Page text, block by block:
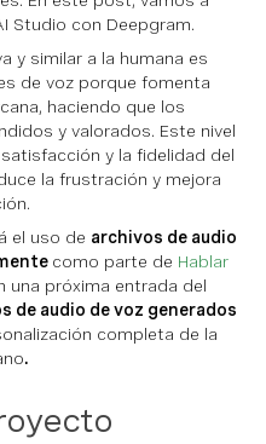
Studio con Deepgram.
y similar a la humana es
de voz porque fomenta
haciendo que los
y valorados. Este nivel
y la fidelidad del
la frustración y mejora
el uso de archivos de audio
como parte de Hablar
una próxima entrada del
de audio de voz generados
completa de la
.